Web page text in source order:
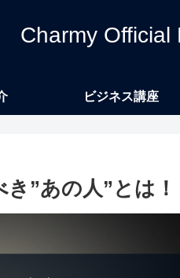
Charmy Official
ビジネス講座
”あの人”とは！